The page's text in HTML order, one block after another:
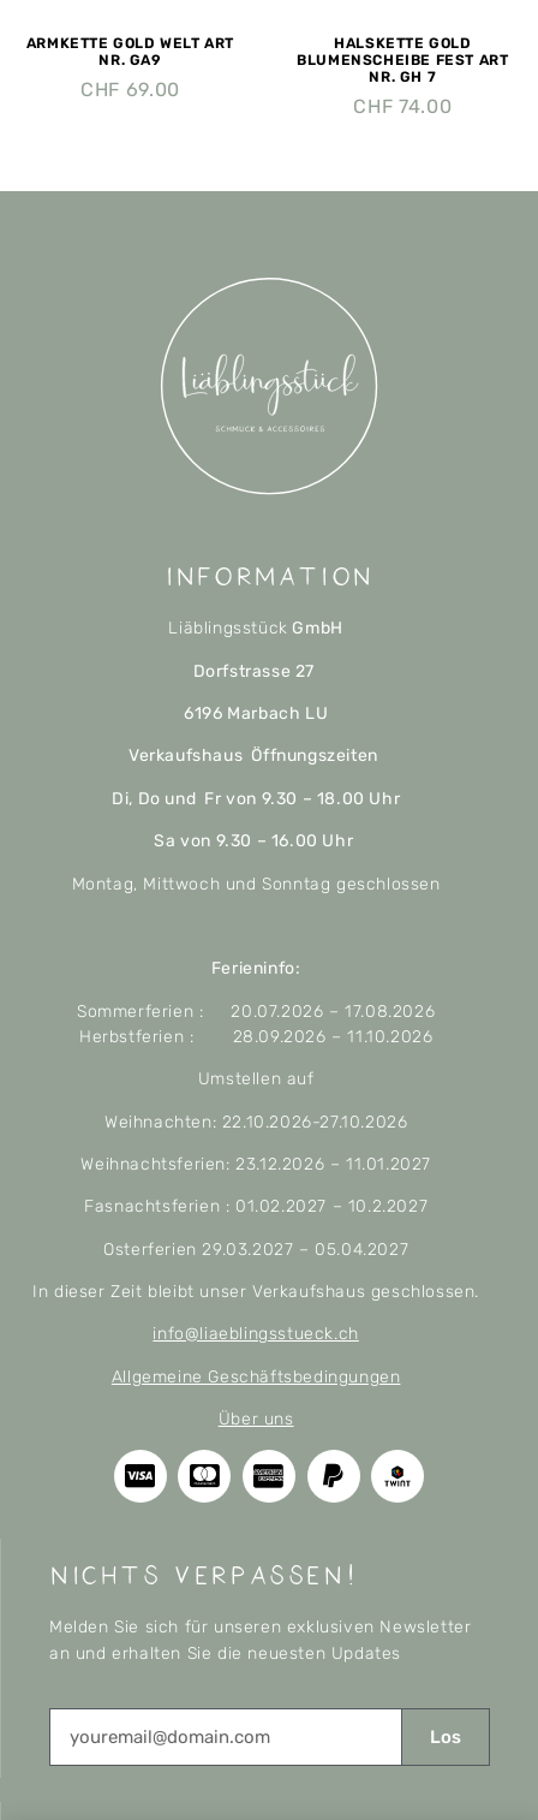
ARMKETTE GOLD WELT ART
NR. GA9
CHF 69.00
HALSKETTE GOLD
BLUMENSCHEIBE FEST ART
NR. GH 7
CHF 74.00
Information
Liäblingsstück GmbH
Dorfstrasse 27
6196 Marbach LU
Verkaufshaus Öffnungszeiten
Di, Do und Fr von 9.30 – 18.00 Uhr
Sa von 9.30 – 16.00 Uhr
Montag, Mittwoch und Sonntag geschlossen
Ferieninfo:
Sommerferien : 20.07.2026 – 17.08.2026
Herbstferien : 28.09.2026 – 11.10.2026
Umstellen auf
Weihnachten: 22.10.2026-27.10.2026
Weihnachtsferien: 23.12.2026 – 11.01.2027
Fasnachtsferien : 01.02.2027 – 10.2.2027
Osterferien 29.03.2027 – 05.04.2027
In dieser Zeit bleibt unser Verkaufshaus geschlossen.
info@liaeblingsstueck.ch
Allgemeine Geschäftsbedingungen
Über uns
nichts verpassen!
Melden Sie sich für unseren exklusiven Newsletter
an und erhalten Sie die neuesten Updates
Los